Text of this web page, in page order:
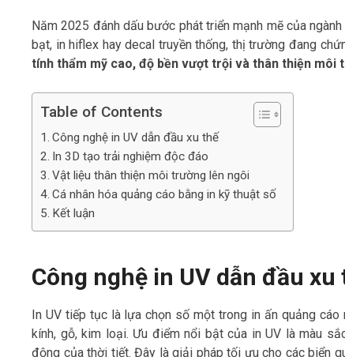
Năm 2025 đánh dấu bước phát triển mạnh mẽ của ngành
bạt, in hiflex hay decal truyền thống, thị trường đang
tính thẩm mỹ cao, độ bền vượt trội và thân thiện môi
Table of Contents
Công nghệ in UV dẫn đầu xu thế
In 3D tạo trải nghiệm độc đáo
Vật liệu thân thiện môi trường lên ngôi
Cá nhân hóa quảng cáo bằng in kỹ thuật số
Kết luận
Công nghệ in UV dẫn đầu xu
In UV tiếp tục là lựa chọn số một trong in ấn quảng
kính, gỗ, kim loại. Ưu điểm nổi bật của in UV là màu
động của thời tiết. Đây là giải pháp tối ưu cho các biển